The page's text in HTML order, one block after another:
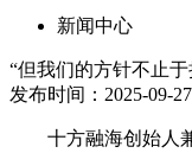
新闻中心
“但我们的方针不止
发布时间：2025-09-
十方融海创始人兼